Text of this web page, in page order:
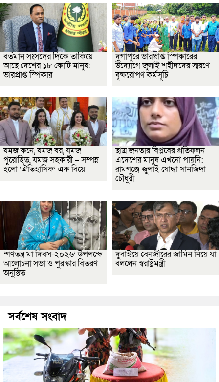
বর্তমান সংসদের দিকে তাকিয়ে
আছে দেশের ১৮ কোটি মানুষ:
ভারপ্রাপ্ত স্পিকার
দুর্গাপুরে ভারপ্রাপ্ত স্পিকারের
উদ্যোগে জুলাই শহীদদের স্মরণে
বৃক্ষরোপণ কর্মসূচি
যমজ কনে, যমজ বর, যমজ
পুরোহিত, যমজ সহকারী – সম্পন্ন
হলো ‘ঐতিহাসিক’ এক বিয়ে
ছাত্র জনতার বিপ্লবের প্রতিফলন
এদেশের মানুষ এখনো পায়নি:
রামগঞ্জে জুলাই যোদ্ধা সানজিদা
চৌধুরী
‘গণতন্ত্র মা দিবস-২০২৬’ উপলক্ষে
আলোচনা সভা ও পুরস্কার বিতরণ
অনুষ্ঠিত
দুবাইয়ে বেনজীরের জামিন নিয়ে যা
বললেন স্বরাষ্ট্রমন্ত্রী
সর্বশেষ সংবাদ